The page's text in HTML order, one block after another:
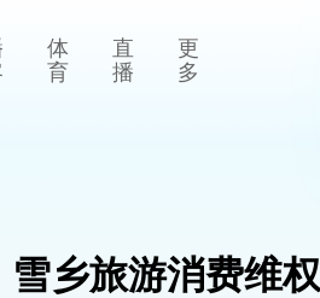
体
育
直
播
更
多
乡旅游消费维权